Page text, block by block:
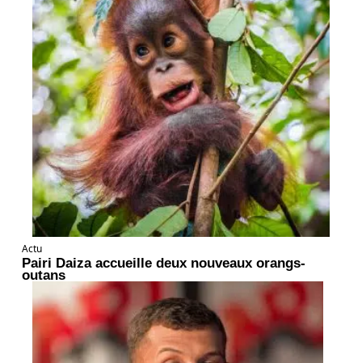
Actu
Pairi Daiza accueille deux nouveaux orangs-
outans